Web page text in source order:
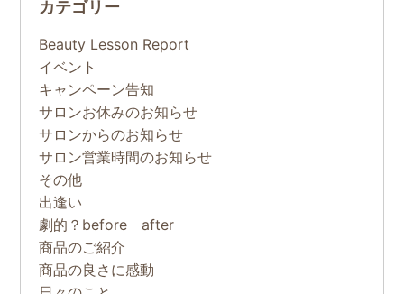
カテゴリー
Beauty Lesson Report
イベント
キャンペーン告知
サロンお休みのお知らせ
サロンからのお知らせ
サロン営業時間のお知らせ
その他
出逢い
劇的？before after
商品のご紹介
商品の良さに感動